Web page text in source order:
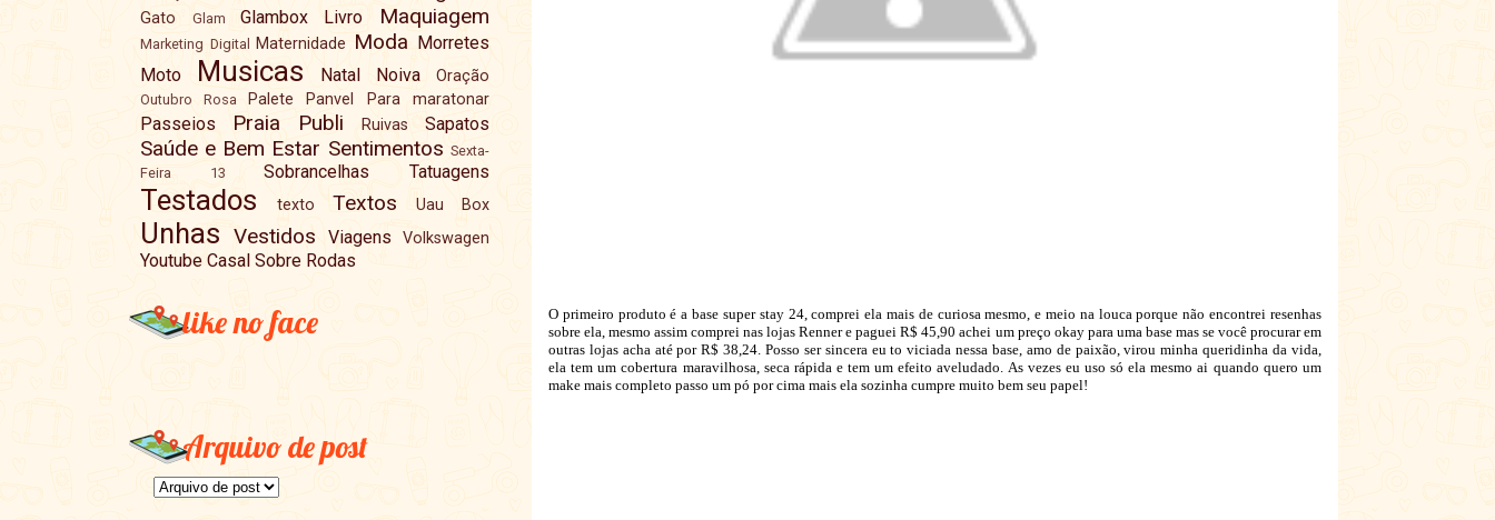
O primeiro produto é a base super stay 24, comprei ela mais de curiosa mesmo, e meio na louca porque não encontrei resenhas
sobre ela, mesmo assim comprei nas lojas Renner e paguei R$ 45,90 achei um preço okay para uma base mas se você procurar em
outras lojas acha até por R$ 38,24. Posso ser sincera eu to viciada nessa base, amo de paixão, virou minha queridinha da vida,
ela tem um cobertura maravilhosa, seca rápida e tem um efeito aveludado. As vezes eu uso só ela mesmo ai quando quero um
make mais completo passo um pó por cima mais ela sozinha cumpre muito bem seu papel!
Gato Glam Glambox Livro Maquiagem
Marketing Digital Maternidade Moda Morretes
Moto
Musicas Natal Noiva Oração
Outubro Rosa Palete Panvel Para maratonar
Passeios Praia Publi Ruivas Sapatos
Saúde e Bem Estar Sentimentos Sexta-
Feira 13
Sobrancelhas Tatuagens
Testados texto Textos Uau Box
Unhas Vestidos Viagens Volkswagen
Youtube Casal Sobre Rodas
like no face
Arquivo de post